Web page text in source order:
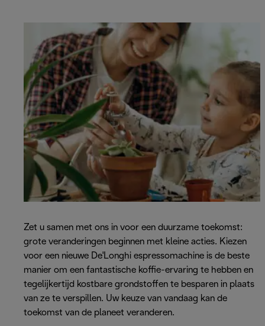
Zet u samen met ons in voor een duurzame toekomst:
grote veranderingen beginnen met kleine acties. Kiezen
voor een nieuwe De'Longhi espressomachine is de beste
manier om een fantastische koffie-ervaring te hebben en
tegelijkertijd kostbare grondstoffen te besparen in plaats
van ze te verspillen. Uw keuze van vandaag kan de
toekomst van de planeet veranderen.